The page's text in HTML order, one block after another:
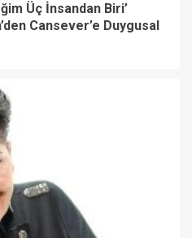
Üç İnsandan Biri’
Cansever’e Duygusal